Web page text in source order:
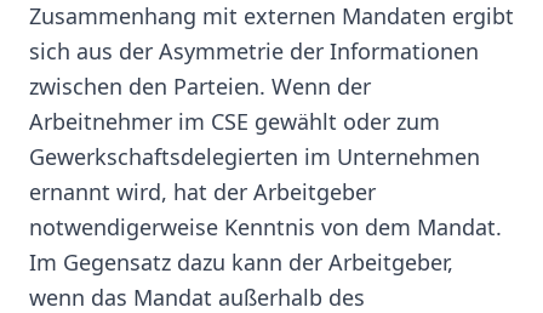
Zusammenhang mit externen Mandaten ergibt
sich aus der Asymmetrie der Informationen
zwischen den Parteien. Wenn der
Arbeitnehmer im CSE gewählt oder zum
Gewerkschaftsdelegierten im Unternehmen
ernannt wird, hat der Arbeitgeber
notwendigerweise Kenntnis von dem Mandat.
Im Gegensatz dazu kann der Arbeitgeber,
wenn das Mandat außerhalb des